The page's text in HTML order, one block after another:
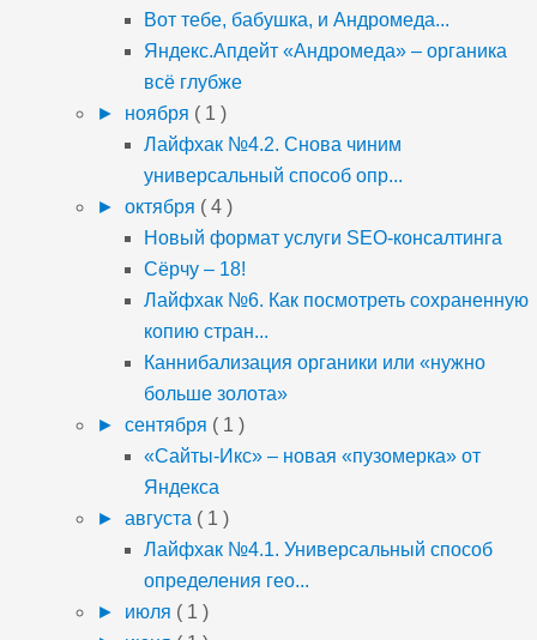
Вот тебе, бабушка, и Андромеда...
Яндекс.Апдейт «Андромеда» – органика
всё глубже
► ноября ( 1 )
Лайфхак №4.2. Снова чиним
универсальный способ опр...
► октября ( 4 )
Новый формат услуги SEO-консалтинга
Сёрчу – 18!
Лайфхак №6. Как посмотреть сохраненную
копию стран...
Каннибализация органики или «нужно
больше золота»
► сентября ( 1 )
«Сайты-Икс» – новая «пузомерка» от
Яндекса
► августа ( 1 )
Лайфхак №4.1. Универсальный способ
определения гео...
► июля ( 1 )